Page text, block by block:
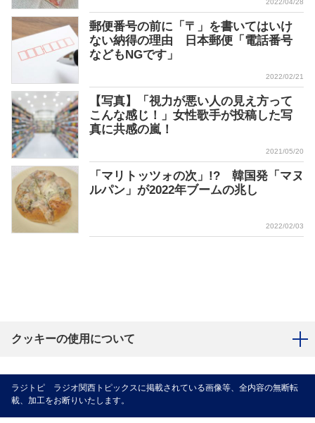
2022/04/28
郵便番号の前に「〒」を書いてはいけ
ない納得の理由 日本郵便「電話番号
などもNGです」
2022/02/21
【写真】「視力が悪い人の見え方って
こんな感じ！」女性歌手が投稿した写
真に共感の嵐！
2021/05/20
「マリトッツォの次」!? 韓国発「マヌ
ルパン」が2022年ブームの兆し
2022/02/03
クッキーの使用について
ラジトピ ラジオ関西トピックスに掲載されている画像等、全内容の無断転
載、加工をお断りいたします。